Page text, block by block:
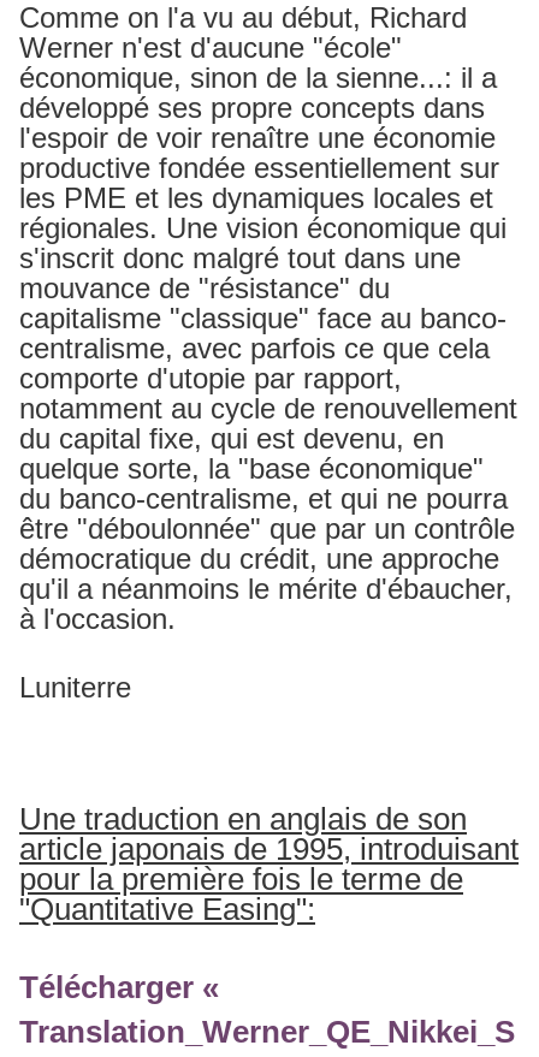
Comme on l'a vu au début, Richard
Werner n'est d'aucune "école"
économique, sinon de la sienne...: il a
développé ses propre concepts dans
l'espoir de voir renaître une économie
productive fondée essentiellement sur
les PME et les dynamiques locales et
régionales. Une vision économique qui
s'inscrit donc malgré tout dans une
mouvance de "résistance" du
capitalisme "classique" face au banco-
centralisme, avec parfois ce que cela
comporte d'utopie par rapport,
notamment au cycle de renouvellement
du capital fixe, qui est devenu, en
quelque sorte, la "base économique"
du banco-centralisme, et qui ne pourra
être "déboulonnée" que par un contrôle
démocratique du crédit, une approche
qu'il a néanmoins le mérite d'ébaucher,
à l'occasion.
Luniterre
Une traduction en anglais de son
article japonais de 1995, introduisant
pour la première fois le terme de
"Quantitative Easing":
Télécharger «
Translation_Werner_QE_Nikkei_S